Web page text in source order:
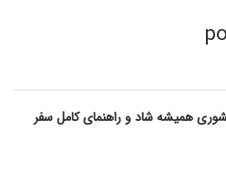
همیشه شاد و راهنمای کامل سفر